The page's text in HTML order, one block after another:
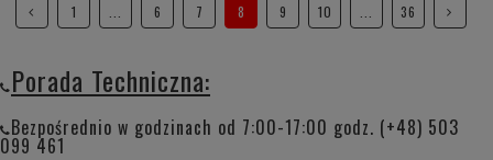
1 6 7 8 9 10 36
Porada Techniczna:
Bezpośrednio w godzinach od 7:00-17:00 godz. (+48) 503
099 461